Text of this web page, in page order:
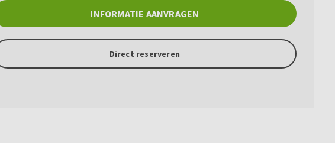
INFORMATIE AANVRAGEN
Direct reserveren